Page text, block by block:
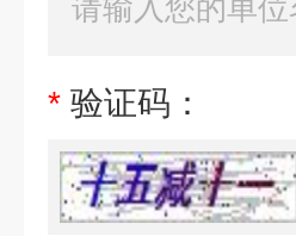
* 验证码：